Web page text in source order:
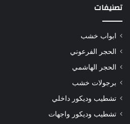
تصنيفات
ابواب خشب
الحجر الفرعوني
الحجر الهاشمي
برجولات خشب
تشطيب وديكور داخلي
تشطيب وديكور واجهات